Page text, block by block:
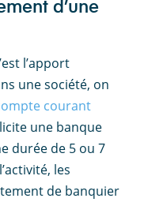
d’une
l’apport
une société, on
courant
une banque
durée de 5 ou 7
les
de banquier